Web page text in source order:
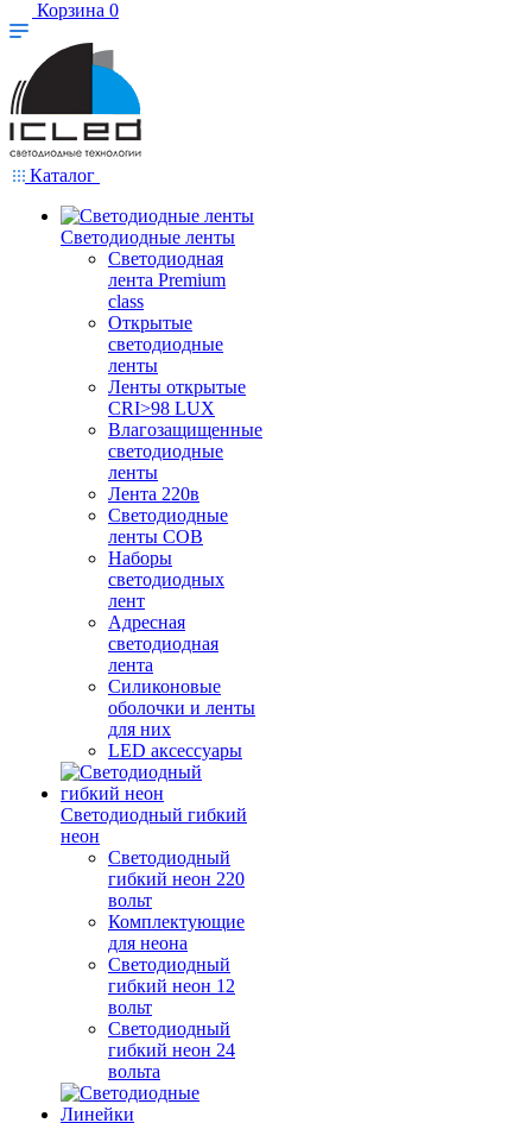
Корзина 0
Каталог
Светодиодные ленты
Светодиодная
лента Premium
class
Открытые
светодиодные
ленты
Ленты открытые
CRI>98 LUX
Влагозащищенные
светодиодные
ленты
Лента 220в
Светодиодные
ленты COB
Наборы
светодиодных
лент
Адресная
светодиодная
лента
Силиконовые
оболочки и ленты
для них
LED аксессуары
Светодиодный гибкий
неон
Светодиодный
гибкий неон 220
вольт
Комплектующие
для неона
Светодиодный
гибкий неон 12
вольт
Светодиодный
гибкий неон 24
вольта